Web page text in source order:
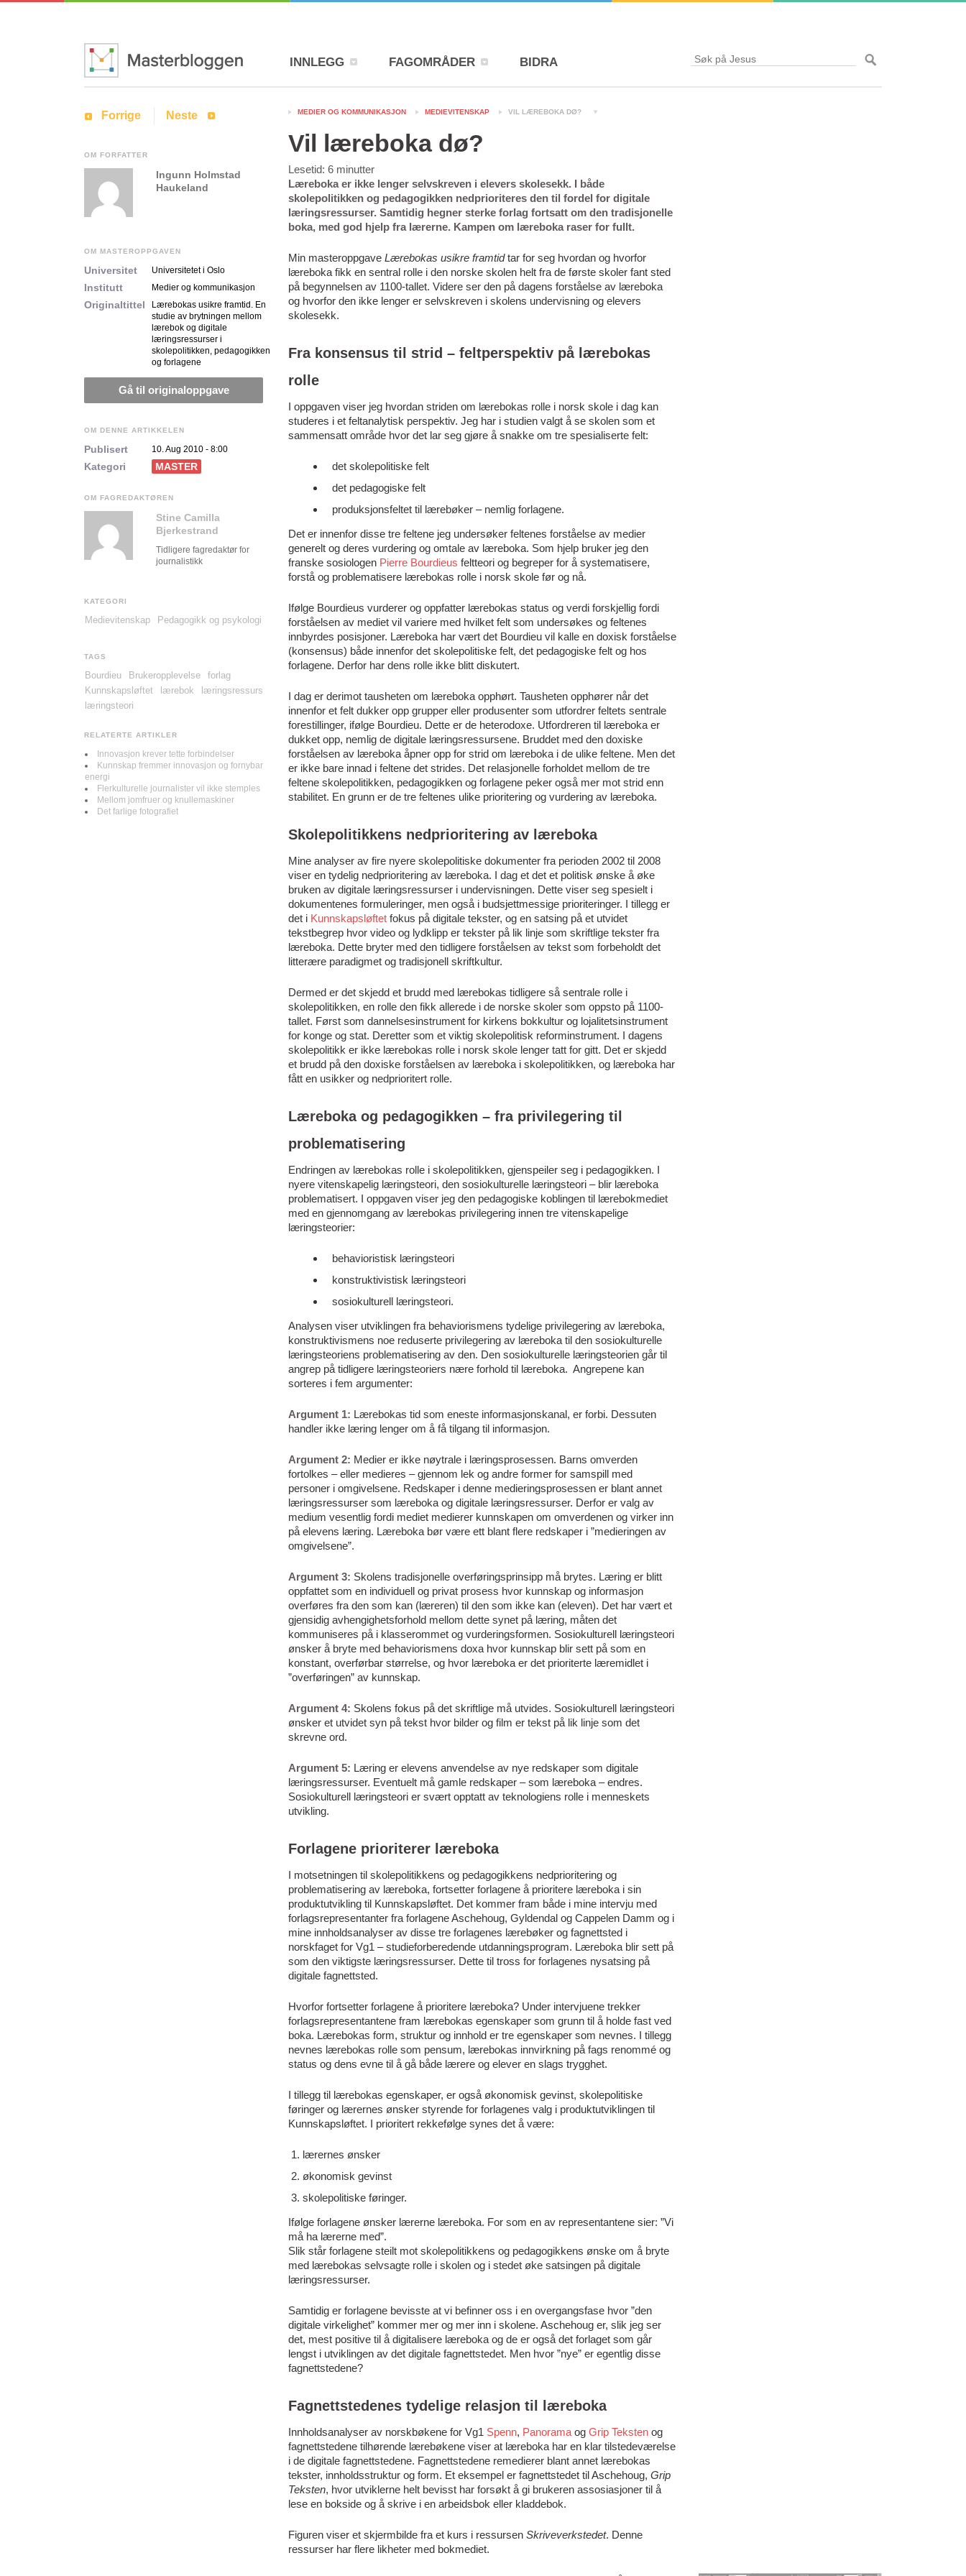
INNLEGG FAGOMRÅDER BIDRA
MEDIER OG KOMMUNIKASJON MEDIEVITENSKAP VIL LÆREBOKA DØ?
Vil læreboka dø?
Lesetid: 6 minutter
Læreboka er ikke lenger selvskreven i elevers skolesekk. I både
skolepolitikken og pedagogikken nedprioriteres den til fordel for digitale
læringsressurser. Samtidig hegner sterke forlag fortsatt om den tradisjonelle
boka, med god hjelp fra lærerne. Kampen om læreboka raser for fullt.
Min masteroppgave Lærebokas usikre framtidtar for seg hvordan og hvorfor
læreboka fikk en sentral rolle i den norske skolen helt fra de første skoler fant sted
på begynnelsen av 1100-tallet. Videre ser den på dagens forståelse av læreboka
og hvorfor den ikke lenger er selvskreven i skolens undervisning og elevers
skolesekk.
Fra konsensus til strid – feltperspektiv på lærebokas
rolle
I oppgaven viser jeg hvordan striden om lærebokas rolle i norsk skole i dag kan
studeres i et feltanalytisk perspektiv. Jeg har i studien valgt å se skolen som et
sammensatt område hvor det lar seg gjøre å snakke om tre spesialiserte felt:
det skolepolitiske felt
det pedagogiske felt
produksjonsfeltet til lærebøker – nemlig forlagene.
Det er innenfor disse tre feltene jeg undersøker feltenes forståelse av medier
generelt og deres vurdering og omtale av læreboka. Som hjelp bruker jeg den
franske sosiologen Pierre Bourdieus feltteori og begreper for å systematisere,
forstå og problematisere lærebokas rolle i norsk skole før og nå.
Ifølge Bourdieus vurderer og oppfatter lærebokas status og verdi forskjellig fordi
forståelsen av mediet vil variere med hvilket felt som undersøkes og feltenes
innbyrdes posisjoner. Læreboka har vært det Bourdieu vil kalle en doxisk forståelse
(konsensus) både innenfor det skolepolitiske felt, det pedagogiske felt og hos
forlagene. Derfor har dens rolle ikke blitt diskutert.
I dag er derimot tausheten om læreboka opphørt. Tausheten opphører når det
innenfor et felt dukker opp grupper eller produsenter som utfordrer feltets sentrale
forestillinger, ifølge Bourdieu. Dette er de heterodoxe. Utfordreren til læreboka er
dukket opp, nemlig de digitale læringsressursene. Bruddet med den doxiske
forståelsen av læreboka åpner opp for strid om læreboka i de ulike feltene. Men det
er ikke bare innad i feltene det strides. Det relasjonelle forholdet mellom de tre
feltene skolepolitikken, pedagogikken og forlagene peker også mer mot strid enn
stabilitet. En grunn er de tre feltenes ulike prioritering og vurdering av læreboka.
Skolepolitikkens nedprioritering av læreboka
Mine analyser av fire nyere skolepolitiske dokumenter fra perioden 2002 til 2008
viser en tydelig nedprioritering av læreboka. I dag et det et politisk ønske å øke
bruken av digitale læringsressurser i undervisningen. Dette viser seg spesielt i
dokumentenes formuleringer, men også i budsjettmessige prioriteringer. I tillegg er
det i Kunnskapsløftet fokus på digitale tekster, og en satsing på et utvidet
tekstbegrep hvor video og lydklipp er tekster på lik linje som skriftlige tekster fra
læreboka. Dette bryter med den tidligere forståelsen av tekst som forbeholdt det
litterære paradigmet og tradisjonell skriftkultur.
Dermed er det skjedd et brudd med lærebokas tidligere så sentrale rolle i
skolepolitikken, en rolle den fikk allerede i de norske skoler som oppsto på 1100-
tallet. Først som dannelsesinstrument for kirkens bokkultur og lojalitetsinstrument
for konge og stat. Deretter som et viktig skolepolitisk reforminstrument. I dagens
skolepolitikk er ikke lærebokas rolle i norsk skole lenger tatt for gitt. Det er skjedd
et brudd på den doxiske forståelsen av læreboka i skolepolitikken, og læreboka har
fått en usikker og nedprioritert rolle.
Læreboka og pedagogikken – fra privilegering til
problematisering
Endringen av lærebokas rolle i skolepolitikken, gjenspeiler seg i pedagogikken. I
nyere vitenskapelig læringsteori, den sosiokulturelle læringsteori – blir læreboka
problematisert. I oppgaven viser jeg den pedagogiske koblingen til lærebokmediet
med en gjennomgang av lærebokas privilegering innen tre vitenskapelige
læringsteorier:
behavioristisk læringsteori
konstruktivistisk læringsteori
sosiokulturell læringsteori.
Analysen viser utviklingen fra behaviorismens tydelige privilegering av læreboka,
konstruktivismens noe reduserte privilegering av læreboka til den sosiokulturelle
læringsteoriens problematisering av den. Den sosiokulturelle læringsteorien går til
angrep på tidligere læringsteoriers nære forhold til læreboka. Angrepene kan
sorteres i fem argumenter:
Argument 1: Lærebokas tid som eneste informasjonskanal, er forbi. Dessuten
handler ikke læring lenger om å få tilgang til informasjon.
Argument 2: Medier er ikke nøytrale i læringsprosessen. Barns omverden
fortolkes – eller medieres – gjennom lek og andre former for samspill med
personer i omgivelsene. Redskaper i denne medieringsprosessen er blant annet
læringsressurser som læreboka og digitale læringsressurser. Derfor er valg av
medium vesentlig fordi mediet medierer kunnskapen om omverdenen og virker inn
på elevens læring. Læreboka bør være ett blant flere redskaper i ”medieringen av
omgivelsene”.
Argument 3: Skolens tradisjonelle overføringsprinsipp må brytes. Læring er blitt
oppfattet som en individuell og privat prosess hvor kunnskap og informasjon
overføres fra den som kan (læreren) til den som ikke kan (eleven). Det har vært et
gjensidig avhengighetsforhold mellom dette synet på læring, måten det
kommuniseres på i klasserommet og vurderingsformen. Sosiokulturell læringsteori
ønsker å bryte med behaviorismens doxa hvor kunnskap blir sett på som en
konstant, overførbar størrelse, og hvor læreboka er det prioriterte læremidlet i
”overføringen” av kunnskap.
Argument 4: Skolens fokus på det skriftlige må utvides. Sosiokulturell læringsteori
ønsker et utvidet syn på tekst hvor bilder og film er tekst på lik linje som det
skrevne ord.
Argument 5: Læring er elevens anvendelse av nye redskaper som digitale
læringsressurser. Eventuelt må gamle redskaper – som læreboka – endres.
Sosiokulturell læringsteori er svært opptatt av teknologiens rolle i menneskets
utvikling.
Forlagene prioriterer læreboka
I motsetningen til skolepolitikkens og pedagogikkens nedprioritering og
problematisering av læreboka, fortsetter forlagene å prioritere læreboka i sin
produktutvikling til Kunnskapsløftet. Det kommer fram både i mine intervju med
forlagsrepresentanter fra forlagene Aschehoug, Gyldendal og Cappelen Damm og i
mine innholdsanalyser av disse tre forlagenes lærebøker og fagnettsted i
norskfaget for Vg1 – studieforberedende utdanningsprogram. Læreboka blir sett på
som den viktigste læringsressurser. Dette til tross for forlagenes nysatsing på
digitale fagnettsted.
Hvorfor fortsetter forlagene å prioritere læreboka? Under intervjuene trekker
forlagsrepresentantene fram lærebokas egenskaper som grunn til å holde fast ved
boka. Lærebokas form, struktur og innhold er tre egenskaper som nevnes. I tillegg
nevnes lærebokas rolle som pensum, lærebokas innvirkning på fags renommé og
status og dens evne til å gå både lærere og elever en slags trygghet.
I tillegg til lærebokas egenskaper, er også økonomisk gevinst, skolepolitiske
føringer og lærernes ønsker styrende for forlagenes valg i produktutviklingen til
Kunnskapsløftet. I prioritert rekkefølge synes det å være:
lærernes ønsker
økonomisk gevinst
skolepolitiske føringer.
Ifølge forlagene ønsker lærerne læreboka. For som en av representantene sier: ”Vi
må ha lærerne med”.
Slik står forlagene steilt mot skolepolitikkens og pedagogikkens ønske om å bryte
med lærebokas selvsagte rolle i skolen og i stedet øke satsingen på digitale
læringsressurser.
Samtidig er forlagene bevisste at vi befinner oss i en overgangsfase hvor ”den
digitale virkelighet” kommer mer og mer inn i skolene. Aschehoug er, slik jeg ser
det, mest positive til å digitalisere læreboka og de er også det forlaget som går
lengst i utviklingen av det digitale fagnettstedet. Men hvor ”nye” er egentlig disse
fagnettstedene?
Fagnettstedenes tydelige relasjon til læreboka
Innholdsanalyser av norskbøkene for Vg1 Spenn, Panorama og Grip Teksten og
fagnettstedene tilhørende lærebøkene viser at læreboka har en klar tilstedeværelse
i de digitale fagnettstedene. Fagnettstedene remedierer blant annet lærebokas
tekster, innholdsstruktur og form. Et eksempel er fagnettstedet til Aschehoug, Grip
Teksten, hvor utviklerne helt bevisst har forsøkt å gi brukeren assosiasjoner til å
lese en bokside og å skrive i en arbeidsbok eller kladdebok.
Figuren viser et skjermbilde fra et kurs i ressursen Skriveverkstedet. Denne
ressurser har flere likheter med bokmediet.
Forrige Neste
OM FORFATTER
Ingunn Holmstad
Haukeland
OM MASTEROPPGAVEN
Universitet Universitetet i Oslo
Institutt Medier og kommunikasjon
Originaltittel
Lærebokas usikre framtid. En
studie av brytningen mellom
lærebok og digitale
læringsressurser i
skolepolitikken, pedagogikken
og forlagene
Gå til originaloppgave
OM DENNE ARTIKKELEN
Publisert 10. Aug 2010 - 8:00
Kategori MASTER
OM FAGREDAKTØREN
Stine Camilla
Bjerkestrand
Tidligere fagredaktør for
journalistikk
KATEGORI
Medievitenskap Pedagogikk og psykologi
TAGS
Bourdieu Brukeropplevelse
forlag
Kunnskapsløftet
lærebok
læringsressurs
læringsteori
RELATERTE ARTIKLER
Innovasjon krever tette forbindelser
Kunnskap fremmer innovasjon og fornybar
energi
Flerkulturelle journalister vil ikke stemples
Mellom jomfruer og knullemaskiner
Det farlige fotografiet